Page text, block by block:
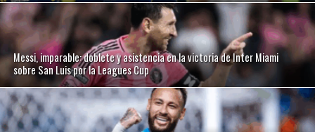
Messi, imparable: doblete y asistencia en la victoria de Inter Miami
sobre San Luis por la Leagues Cup